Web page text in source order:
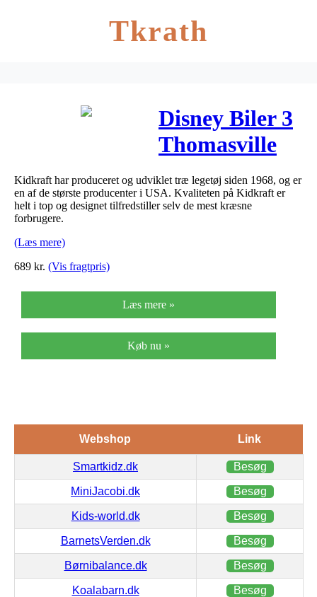
Tkrath
Disney Biler 3
Thomasville
Træ Tog sæt
m/tilbehør
Kidkraft har produceret og udviklet træ legetøj siden 1968, og er
en af de største producenter i USA. Kvaliteten på Kidkraft er
helt i top og designet tilfredstiller selv de mest kræsne
forbrugere.
(Læs mere)
689 kr. (Vis fragtpris)
Læs mere »
Køb nu »
Webshop Link
Smartkidz.dk Besøg
MiniJacobi.dk Besøg
Kids-world.dk Besøg
BarnetsVerden.dk Besøg
Børnibalance.dk Besøg
Koalabarn.dk Besøg